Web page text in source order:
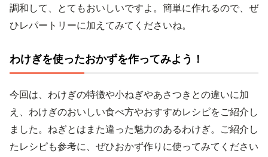
調和して、とてもおいしいですよ。簡単に作れるので、ぜ
ひレパートリーに加えてみてくださいね。
わけぎを使ったおかずを作ってみよう！
今回は、わけぎの特徴や小ねぎやあさつきとの違いに加
え、わけぎのおいしい食べ方やおすすめレシピをご紹介し
ました。ねぎとはまた違った魅力のあるわけぎ。ご紹介し
たレシピも参考に、ぜひおかず作りに使ってみてください